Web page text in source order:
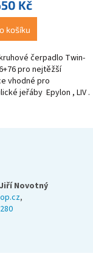
Kč
košíku
čerpadlo Twin-
pro nejtěžší
vhodné pro
jeřáby Epylon , LIV .
Novotný
,